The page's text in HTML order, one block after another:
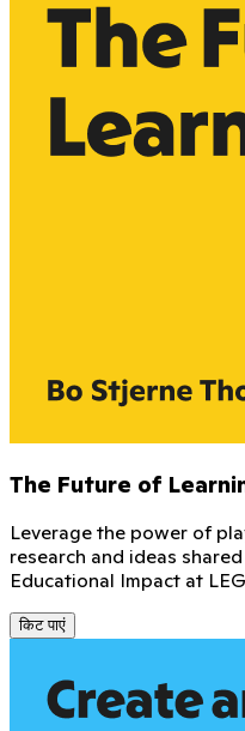
The Future of
Leverage the power of
research and ideas
Educational Impact at
किट पाएं